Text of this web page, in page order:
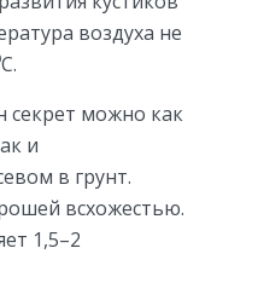
воздуха не
можно как
и
в грунт.
всхожестью.
1,5–2